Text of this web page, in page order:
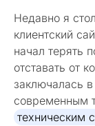
Недавно я
клиентский
начал терять
отставать от
заключалась в
современным
техническим